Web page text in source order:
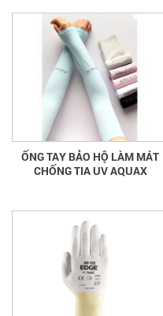
ỐNG TAY BẢO HỘ LÀM MÁT
CHỐNG TIA UV AQUAX